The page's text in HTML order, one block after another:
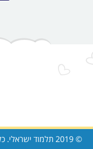
© 2019 תלמוד ישראלי. כל הזכויות שמורות.